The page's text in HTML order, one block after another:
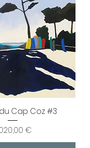
Cap Coz #3
€